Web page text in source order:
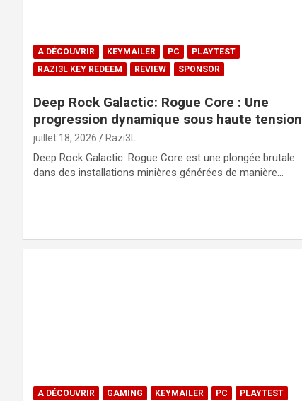
A DÉCOUVRIR KEYMAILER PC
PLAYTEST
RAZI3L KEY REDEEM
REVIEW SPONSOR
Deep Rock Galactic: Rogue Core : Une
progression dynamique sous haute tension
juillet 18, 2026 Razi3L
Deep Rock Galactic: Rogue Core est une plongée brutale
dans des installations minières générées de manière…
A DÉCOUVRIR GAMING KEYMAILER PC
PLAYTEST